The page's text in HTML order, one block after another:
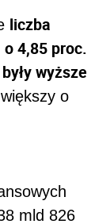
liczba
o 4,85 proc.
wyższe
o
mld 826